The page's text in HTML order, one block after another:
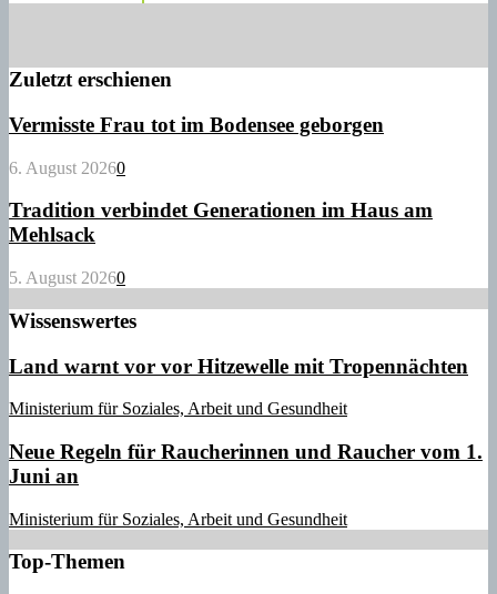
Zuletzt erschienen
Vermisste Frau tot im Bodensee geborgen
6. August 20260
Tradition verbindet Generationen im Haus am
Mehlsack
5. August 20260
Wissenswertes
Land warnt vor vor Hitzewelle mit Tropennächten
Ministerium für Soziales, Arbeit und Gesundheit
Neue Regeln für Raucherinnen und Raucher vom 1.
Juni an
Ministerium für Soziales, Arbeit und Gesundheit
Top-Themen